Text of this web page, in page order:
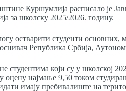
Куршумлија расписало је
за школску 2025/2026. годину.
остварити студенти основних,
оснивач Република Србија,
студентима који су у школској
оцену најмање 9,50 током
имају пребивалиште на